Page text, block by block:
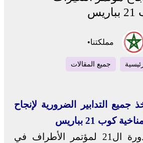
مملكتنا•
جميع المقالات
جميع التدابير الضرورية لإنجاح
كوب 21 بباريس
عشية إنطلاق الدورة ال21 لمؤتمر الأطراف في